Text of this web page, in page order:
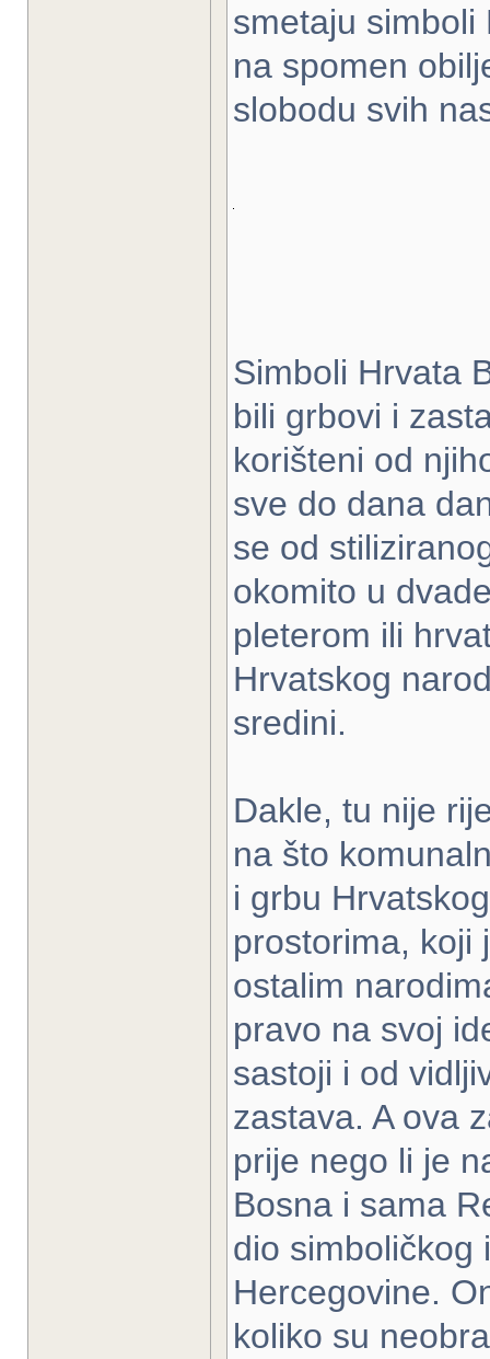
smetaju simboli
na spomen
slobodu svih
Simboli Hrvata
bili grbovi i
korišteni od
sve do dana
se od
okomito u
pleterom ili
Hrvatskog
sredini.
Dakle, tu nije
na što
i grbu
prostorima, koji
ostalim
pravo na svoj
sastoji i od
zastava. A ova
prije nego li je
Bosna i sama
dio simboličkog
Hercegovine.
koliko su